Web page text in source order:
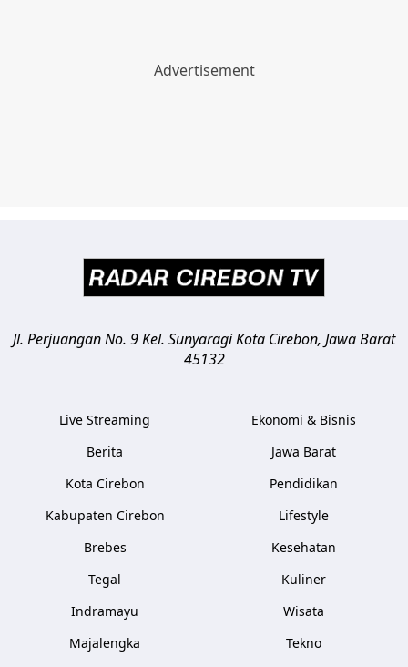
Jl. Perjuangan No. 9 Kel. SunyaragiKota Cirebon, Jawa Barat
45132
Live Streaming
Berita
Kota Cirebon
Kabupaten Cirebon
Brebes
Tegal
Indramayu
Majalengka
Ekonomi & Bisnis
Jawa Barat
Pendidikan
Lifestyle
Kesehatan
Kuliner
Wisata
Tekno